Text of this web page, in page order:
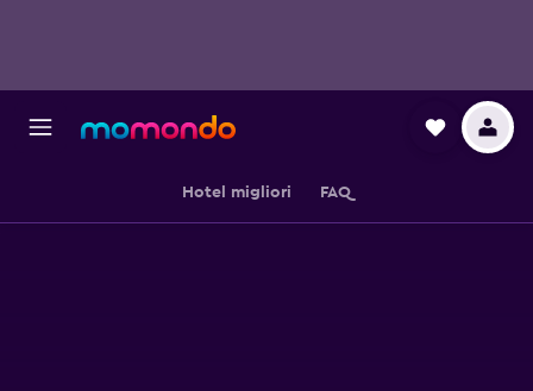
Hotel migliori FAQ